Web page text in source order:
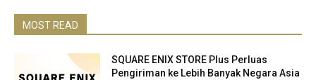
MOST READ
SQUARE ENIX STORE Plus Perluas
Pengiriman ke Lebih Banyak Negara Asia